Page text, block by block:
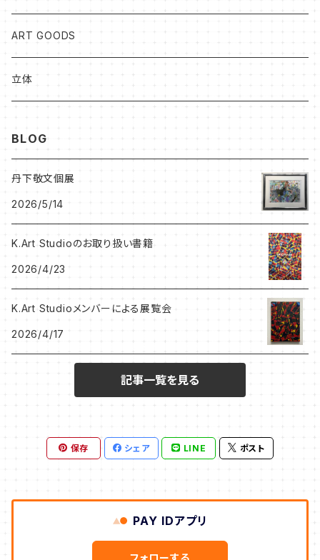
森 大地作品
足立ゆかり作品
岡山知憲CD
NEKONOKO作品
岡山知憲
加藤松雄
BRETT WESTFALL&KATO K
Leak Leek
ART GOODS
立体
BLOG
丹下敬文個展
2026/5/14
K.Art Studioのお取り扱い書籍
2026/4/23
K.Art Studioメンバーによる展覧会
2026/4/17
記事一覧を見る
保存 シェア LINE ポスト
PAY IDアプリ
フォローする